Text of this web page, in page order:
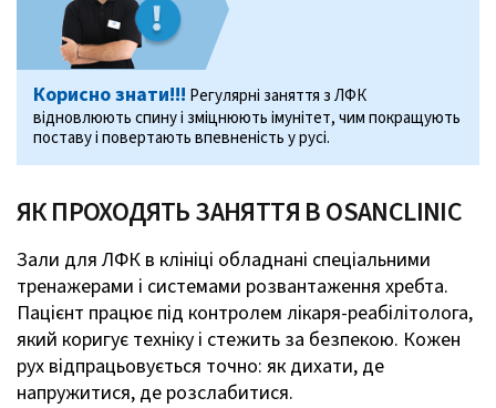
Корисно знати!!! Регулярні заняття з ЛФК
відновлюють спину і зміцнюють імунітет, чим покращують
поставу і повертають впевненість у русі.
ЯК ПРОХОДЯТЬ ЗАНЯТТЯ В OSANCLINIC
Зали для ЛФК в клініці обладнані спеціальними
тренажерами і системами розвантаження хребта.
Пацієнт працює під контролем лікаря-реабілітолога,
який коригує техніку і стежить за безпекою. Кожен
рух відпрацьовується точно: як дихати, де
напружитися, де розслабитися.